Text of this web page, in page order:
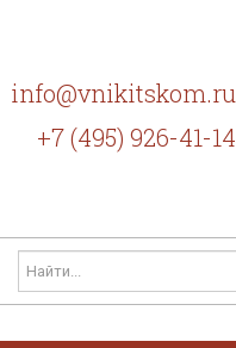
info@vnikitskom.ru
+7 (495) 926-41-14